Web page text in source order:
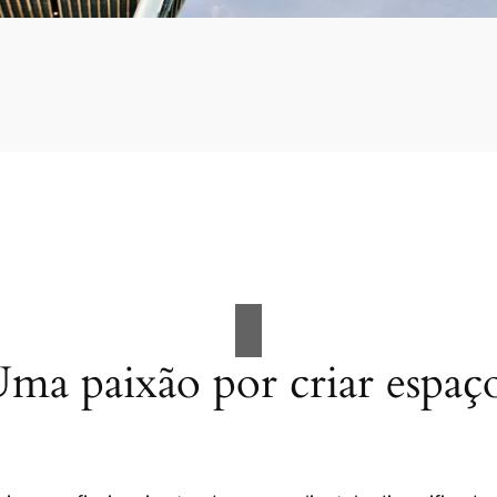
paixão por criar